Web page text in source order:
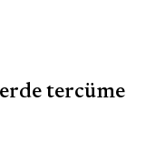
tercüme